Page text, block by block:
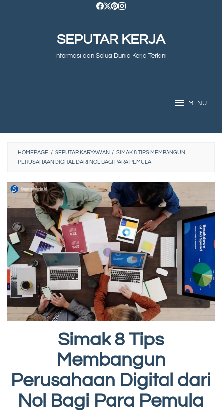
SEPUTAR KERJA
Informasi dan Solusi Dunia Kerja Terkini
MENU
HOMEPAGE / SEPUTAR KARYAWAN / SIMAK 8 TIPS MEMBANGUN
PERUSAHAAN DIGITAL DARI NOL BAGI PARA PEMULA
Simak 8 Tips
Membangun
Perusahaan Digital dari
Nol Bagi Para Pemula